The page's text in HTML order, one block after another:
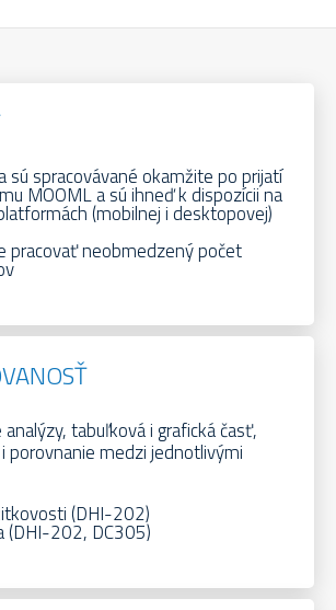
sú spracovávané okamžite po prijatí
MOOML a sú ihneď k dispozícii na
(mobilnej i desktopovej)
pracovať neobmedzený počet
tabuľková i grafická časť,
porovnanie medzi jednotlivými
(DHI-202)
(DHI-202, DC305)